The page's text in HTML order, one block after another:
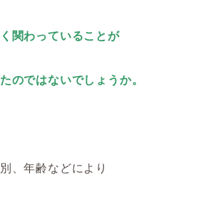
関わっていることが
のではないでしょうか。
、年齢などにより